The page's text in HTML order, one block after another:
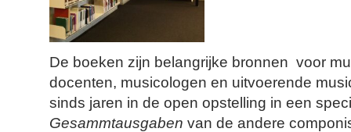
De boeken zijn belangrijke bronnen voor
docenten, musicologen en uitvoerende
sinds jaren in de open opstelling in een
Gesammtausgaben van de andere